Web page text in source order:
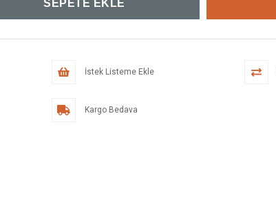
İstek Listeme Ekle
Kargo Bedava